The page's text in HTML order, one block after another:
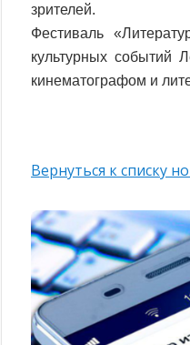
зрителей.
Фестиваль
культурных событий
кинематографом и
Вернуться к списку